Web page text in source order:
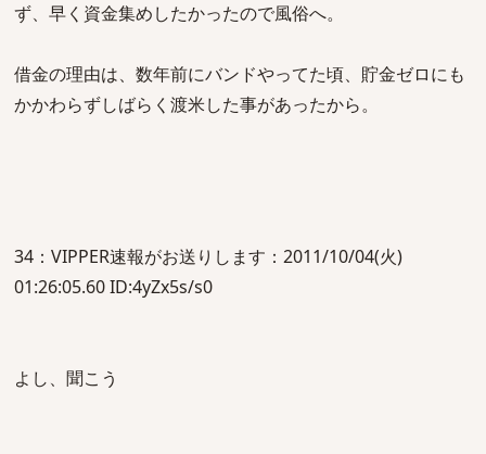
ず、早く資金集めしたかったので風俗へ。
借金の理由は、数年前にバンドやってた頃、貯金ゼロにも
かかわらずしばらく渡米した事があったから。
34：VIPPER速報がお送りします：2011/10/04(火)
01:26:05.60 ID:4yZx5s/s0
よし、聞こう